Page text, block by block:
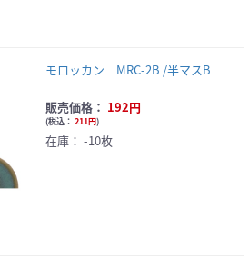
モロッカン MRC-2B /半マスB
販売価格： 192円
(税込： 211円)
在庫： -10枚